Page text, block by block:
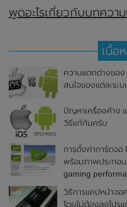
พูดอะไรเกี่ยวกับบทควา
เนื้อ
ความแตกต่างขอ
สนใจของแต่ละระบ
ปัญหาเครื่องค้าง
วิธีแก้กันครับ
การตั้งค่าการ์ดจอ
พร้อมภาพประกอ
gaming
วิธีการแคปหน้าจ
โดยไม่ต้องลงโปร